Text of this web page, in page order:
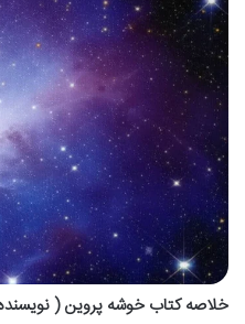
خلاصه کتاب خوشه پروین (